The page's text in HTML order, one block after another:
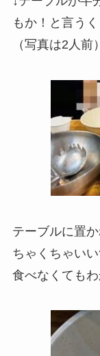
もか！と言う
（写真は2人前）
テーブルに置
ちゃくちゃい
食べなくても